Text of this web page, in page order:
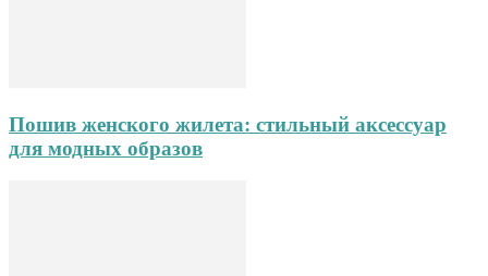
Пошив женского жилета: стильный аксессуар
для модных образов